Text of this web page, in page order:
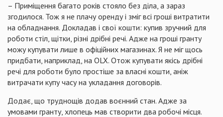
– Приміщення багато років стояло без діла, а зараз
згодилося. Тож я не плачу оренду і зміг всі гроші витратити
на обладнання. Докладав і свої кошти: купив зручний для
роботи стіл, щітки, різні дрібні речі. Адже на гроші гранту
можу купувати лише в офіційних магазинах. Я не міг щось
придбати, наприклад, на ОLX. Отож купувати якісь дрібні
речі для роботи було простіше за власні кошти, аніж
витрачати купу часу на укладання договорів.
Додає, що труднощів додав воєнний стан. Адже за
умовами гранту, хлопець мав створити два робочі місця.